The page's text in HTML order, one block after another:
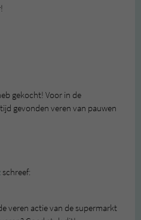
gekocht! Voor in de
gevonden veren van pauwen
schreef:
veren actie van de supermarkt